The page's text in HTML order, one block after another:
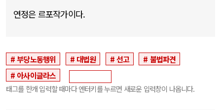
연정은 르포작가이다.
부당노동행위 대법원 선고
불법파견
아사이글라스
태그를 한개 입력할 때마다 엔터키를 누르면 새로운 입력창이 나옵니다.